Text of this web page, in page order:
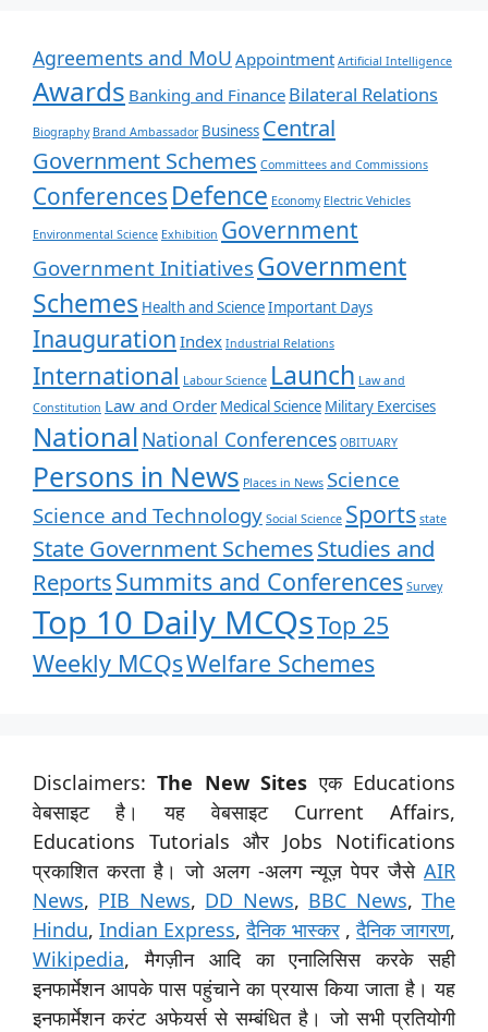
Agreements and MoU Appointment Artificial Intelligence
Awards Banking and Finance Bilateral Relations
Biography Brand Ambassador Business Central
Government Schemes Committees and Commissions
Conferences Defence Economy Electric Vehicles
Environmental Science Exhibition Government
Government Initiatives Government
Schemes Health and ScienceImportant Days
Inauguration Index Industrial Relations
International Labour Science Launch Law and
Constitution Law and Order Medical Science Military Exercises
National National Conferences OBITUARY
Persons in News Places in News Science
Science and Technology Social Science Sports state
State Government SchemesStudies and
ReportsSummits and Conferences Survey
Top 10 Daily MCQsTop 25
Weekly MCQsWelfare Schemes
Disclaimers:The New Sites एक Educations
वेबसाइट है। यह वेबसाइट Current Affairs,
Educations Tutorials और Jobs Notifications
प्रकाशित करता है। जो अलग -अलग न्यूज़ पेपर जैसे AIR
News, PIB News, DD News, BBC News,The
Hindu,Indian Express,दैनिक भास्कर,दैनिक जागरण,
Wikipedia, मैगज़ीन आदि का एनालिसिस करके सही
इनफार्मेशन आपके पास पहुंचाने का प्रयास किया जाता है। यह
इनफार्मेशन करंट अफेयर्स से सम्बंधित है। जो सभी प्रतियोगी